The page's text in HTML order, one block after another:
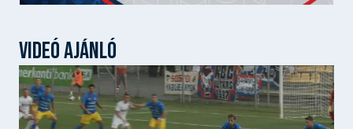
VIDEÓ AJÁNLÓ